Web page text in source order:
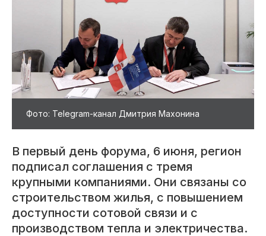
Фото: Telegram-канал Дмитрия Махонина
В первый день форума, 6 июня, регион
подписал соглашения с тремя
крупными компаниями. Они связаны со
строительством жилья, с повышением
доступности сотовой связи и с
производством тепла и электричества.